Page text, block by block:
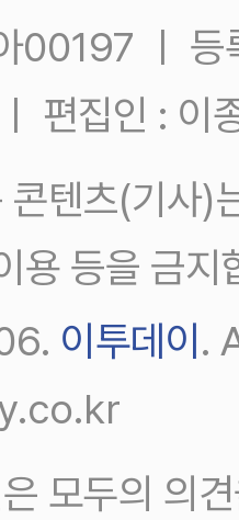
00197 ㅣ
편집인 : 이
콘텐츠(기사)
용 등을 금지
이투데이 .
모두의 의